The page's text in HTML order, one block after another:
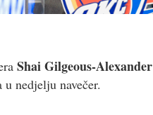
Shai Gilgeous-Alexander
nedjelju navečer.